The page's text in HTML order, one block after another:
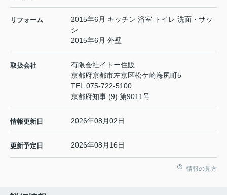
リフォーム
2015年6月 キッチン 浴室 トイレ 洗面・サッ
シ
2015年6月 外壁
取扱会社
有限会社イトー住販
京都府京都市左京区松ケ崎海尻町5
TEL:075-722-5100
京都府知事 (9) 第9011号
情報更新日 2026年08月02日
更新予定日 2026年08月16日
情報の見方